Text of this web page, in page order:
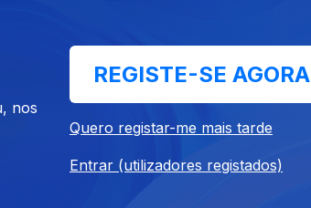
conversa também o percurso a solo.
de AP Braga. Para trás ficaram dois 7" e
de Sebastião Antunes e Carlos do Carmo.
nos
REGISTE-SE AGORA
Quero registar-me mais tarde
Entrar (utilizadores registados)